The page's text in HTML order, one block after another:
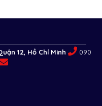
12, Hồ Chí Minh
090